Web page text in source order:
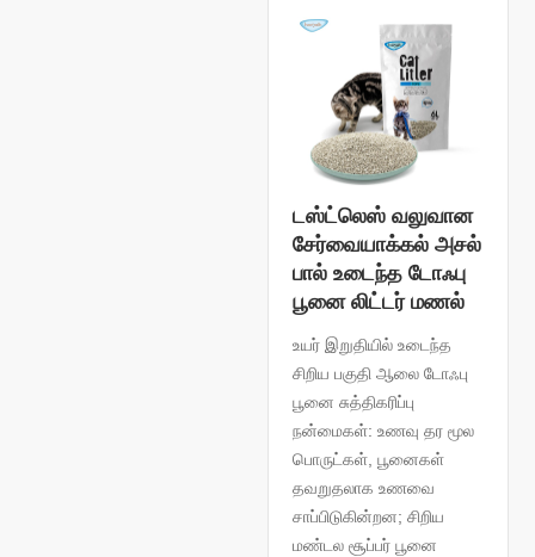
டஸ்ட்லெஸ் வலுவான
சேர்வையாக்கல் அசல்
பால் உடைந்த டோஃபு
பூனை லிட்டர் மணல்
உயர் இறுதியில் உடைந்த
சிறிய பகுதி ஆலை டோஃபு
பூனை சுத்திகரிப்பு
நன்மைகள்: உணவு தர மூல
பொருட்கள், பூனைகள்
தவறுதலாக உணவை
சாப்பிடுகின்றன; சிறிய
மண்டல சூப்பர் பூனை